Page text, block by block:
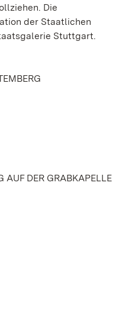
Die
der Staatlichen
Stuttgart.
AUF DER GRABKAPELLE